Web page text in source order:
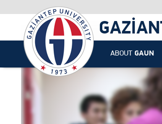
ABOUT GAUN